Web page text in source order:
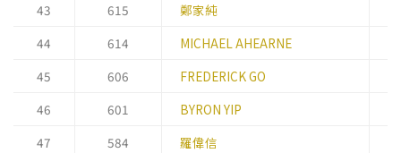
43
615 鄭家純
44
614 MICHAEL AHEARNE
45
606 FREDERICK GO
46
601 BYRON YIP
47
584 羅偉信